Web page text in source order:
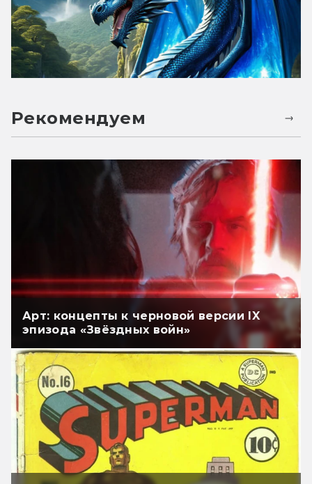
Рекомендуем
Арт: концепты к черновой версии IX
эпизода «Звёздных войн»